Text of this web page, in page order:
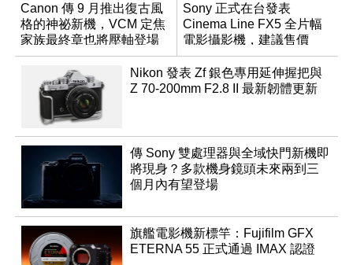
Canon 傳 9 月推出復古風
格的神祕新機，VCM 定焦
家族最終章也將壓軸登場
Sony 正式在台發表
Cinema Line FX5 全片幅
電影攝影機，建議售價
NT$144,980
Nikon 發表 Zf 銀色專用延伸握把與
Z 70-200mm F2.8 II 最新韌體更新
傳 Sony 雙處理器與全域快門新機即
將現身？多款機身鏡頭未來兩到三
個月內有望登場
旗艦電影機新標竿：Fujifilm GFX
ETERNA 55 正式通過 IMAX 認證